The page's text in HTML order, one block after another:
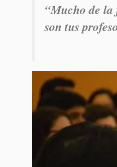
“Mucho de la
son tus